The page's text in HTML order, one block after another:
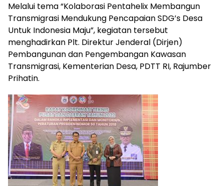
Melalui tema “Kolaborasi Pentahelix Membangun
Transmigrasi Mendukung Pencapaian SDG’s Desa
Untuk Indonesia Maju”, kegiatan tersebut
menghadirkan Plt. Direktur Jenderal (Dirjen)
Pembangunan dan Pengembangan Kawasan
Transmigrasi, Kementerian Desa, PDTT RI, Rajumber
Prihatin.